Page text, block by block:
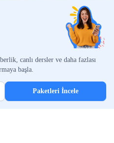
canlı dersler ve daha fazlası
başla.
Paketleri İncele